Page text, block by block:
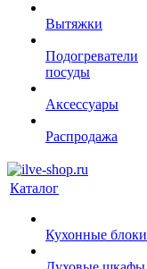
Вытяжки
Подогреватели
посуды
Аксессуары
Распродажа
Каталог
Кухонные блоки